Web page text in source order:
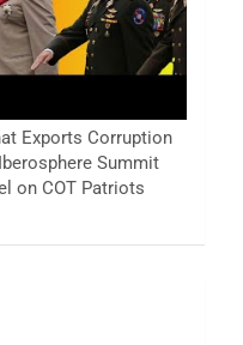
Exports Corruption
Summit
on COT Patriots